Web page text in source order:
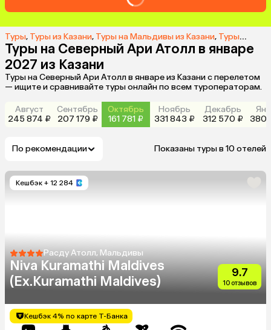
Туры, Туры из Казани, Туры на Мальдивы из Казани, Туры на Северный Ари Атолл из Казани
Туры на Северный Ари Атолл в январе
2027 из Казани
Туры на Северный Ари Атолл в январе из Казани с перелетом
— ищите и сравнивайте туры онлайн по всем туроператорам.
Август
245 874 ₽
Сентябрь
207 179 ₽
Октябрь
161 781 ₽
Ноябрь
331 843 ₽
Декабрь
312 570 ₽
380
По рекомендации Показаны туры в 10 отелей
Кешбэк + 12 284
Расду Атолл, Мальдивы
Niva Kuramathi Maldives
(Ex.Kuramathi Maldives)
9.7
10 отзывов
Кешбэк 4% по карте Т-Банка